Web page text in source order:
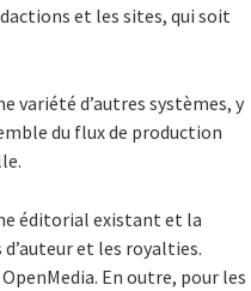
et les sites, qui soit
variété d’autres systèmes, y
du flux de production
éditorial existant et la
et les royalties.
En outre, pour les